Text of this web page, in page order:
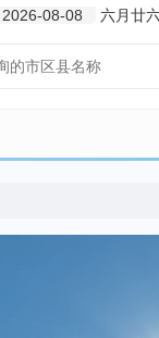
2026-08-08 六月廿